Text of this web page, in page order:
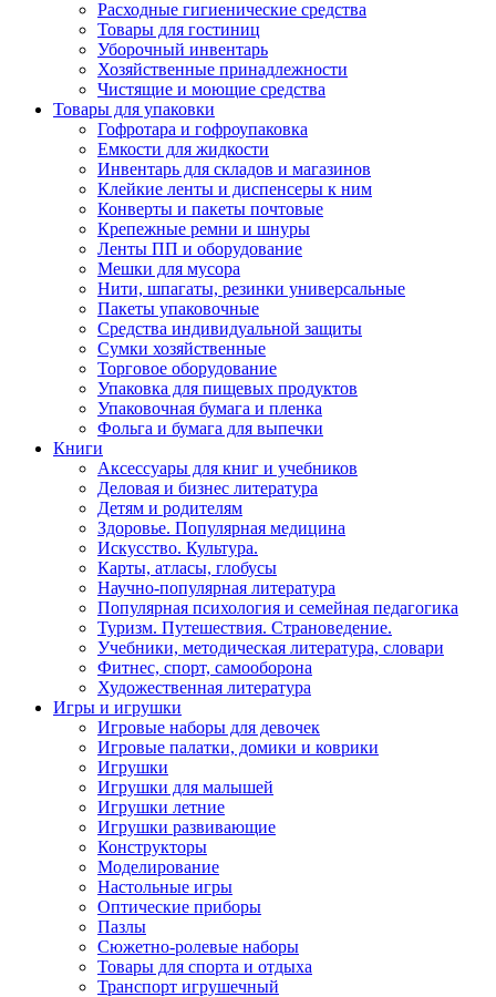
Расходные гигиенические средства
Товары для гостиниц
Уборочный инвентарь
Хозяйственные принадлежности
Чистящие и моющие средства
Товары для упаковки
Гофротара и гофроупаковка
Емкости для жидкости
Инвентарь для складов и магазинов
Клейкие ленты и диспенсеры к ним
Конверты и пакеты почтовые
Крепежные ремни и шнуры
Ленты ПП и оборудование
Мешки для мусора
Нити, шпагаты, резинки универсальные
Пакеты упаковочные
Средства индивидуальной защиты
Сумки хозяйственные
Торговое оборудование
Упаковка для пищевых продуктов
Упаковочная бумага и пленка
Фольга и бумага для выпечки
Книги
Аксессуары для книг и учебников
Деловая и бизнес литература
Детям и родителям
Здоровье. Популярная медицина
Искусство. Культура.
Карты, атласы, глобусы
Научно-популярная литература
Популярная психология и семейная педагогика
Туризм. Путешествия. Страноведение.
Учебники, методическая литература, словари
Фитнес, спорт, самооборона
Художественная литература
Игры и игрушки
Игровые наборы для девочек
Игровые палатки, домики и коврики
Игрушки
Игрушки для малышей
Игрушки летние
Игрушки развивающие
Конструкторы
Моделирование
Настольные игры
Оптические приборы
Пазлы
Сюжетно-ролевые наборы
Товары для спорта и отдыха
Транспорт игрушечный